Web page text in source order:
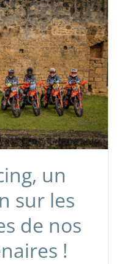
un
sur les
de nos
!